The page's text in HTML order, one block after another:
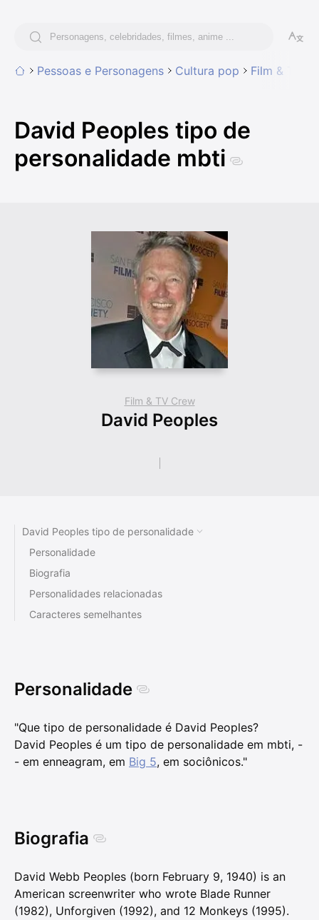
Pessoas e Personagens Cultura pop Film & TV
David Peoples tipo de
personalidade mbti
Film & TV Crew
David Peoples
David Peoples tipo de personalidade
Personalidade
Biografia
Personalidades relacionadas
Caracteres semelhantes
Personalidade
"Que tipo de personalidade é David Peoples?
David Peoples é um tipo de personalidade em mbti, -
- em enneagram, em Big 5, em sociônicos."
Biografia
David Webb Peoples (born February 9, 1940) is an
American screenwriter who wrote Blade Runner
(1982), Unforgiven (1992), and 12 Monkeys (1995).